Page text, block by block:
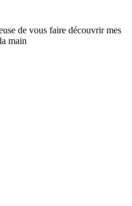
de vous faire découvrir mes
main